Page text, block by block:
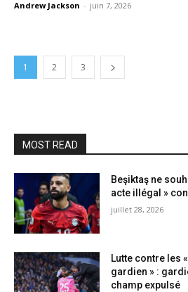
Andrew Jackson - juin 7, 2026
1 2 3
MOST READ
Beşiktaş ne
acte illégal »
juillet 28, 2026
Lutte contre les
gardien » :
champ expulsé